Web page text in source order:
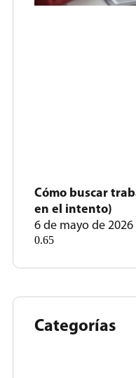
Cómo buscar
en el intento)
6 de mayo de 2026
Categorías